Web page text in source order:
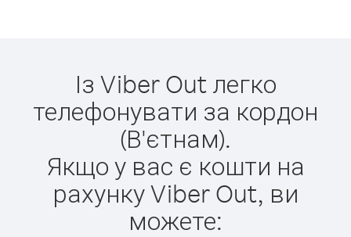
Із Viber Out легко
телефонувати за кордон
(В'єтнам).
Якщо у вас є кошти на
рахунку Viber Out, ви
можете: